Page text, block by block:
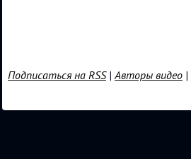
Подписаться на RSS|Авторы видео |